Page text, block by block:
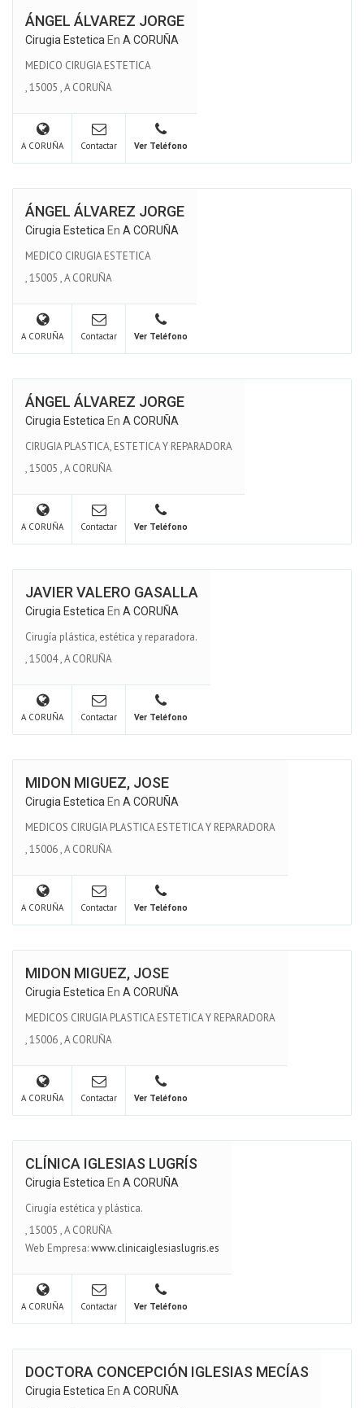
ÁNGEL ÁLVAREZ JORGE
Cirugia Estetica En A CORUÑA
MEDICO CIRUGIA ESTETICA
,15005 ,A CORUÑA
A CORUÑA Contactar Ver Teléfono
ÁNGEL ÁLVAREZ JORGE
Cirugia Estetica En A CORUÑA
MEDICO CIRUGIA ESTETICA
,15005 ,A CORUÑA
A CORUÑA Contactar Ver Teléfono
ÁNGEL ÁLVAREZ JORGE
Cirugia Estetica En A CORUÑA
CIRUGIA PLASTICA, ESTETICA Y REPARADORA
,15005 ,A CORUÑA
A CORUÑA Contactar Ver Teléfono
JAVIER VALERO GASALLA
Cirugia Estetica En A CORUÑA
Cirugía plástica, estética y reparadora.
,15004,A CORUÑA
A CORUÑA Contactar Ver Teléfono
MIDON MIGUEZ, JOSE
Cirugia Estetica En A CORUÑA
MEDICOS CIRUGIA PLASTICA ESTETICA Y REPARADORA
,15006,A CORUÑA
A CORUÑA Contactar Ver Teléfono
MIDON MIGUEZ, JOSE
Cirugia Estetica En A CORUÑA
MEDICOS CIRUGIA PLASTICA ESTETICA Y REPARADORA
,15006,A CORUÑA
A CORUÑA Contactar Ver Teléfono
CLÍNICA IGLESIAS LUGRÍS
Cirugia Estetica En A CORUÑA
Cirugía estética y plástica.
,15005 ,A CORUÑA
Web Empresa:www.clinicaiglesiaslugris.es
A CORUÑA Contactar Ver Teléfono
DOCTORA CONCEPCIÓN IGLESIAS MECÍAS
Cirugia Estetica En A CORUÑA